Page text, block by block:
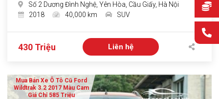
Số 2 Dương Đình Nghệ, Yên Hòa, Cầu Giấy, Hà Nội
2018
40,000 km SUV
430 Triệu Liên hệ
Mua Bán Xe Ô Tô Cũ Ford
Wildtrak 3.2 2017 Màu Cam
Giá Chỉ 585 Triệu